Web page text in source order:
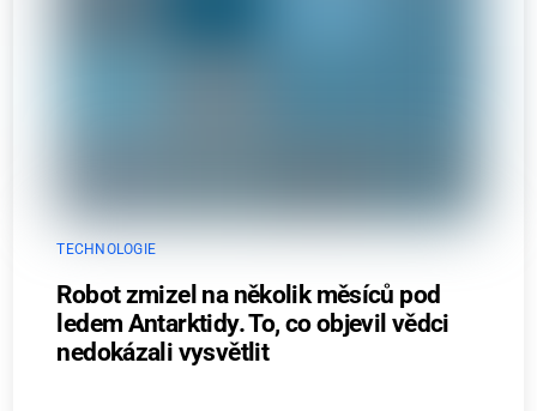
TECHNOLOGIE
Robot zmizel na několik měsíců pod
ledem Antarktidy. To, co objevil vědci
nedokázali vysvětlit